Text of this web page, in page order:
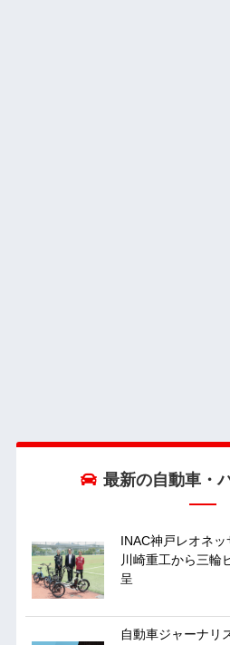
最新の自動車・
INAC神戸レオネ
川崎重工から三輪
呈
自動車ジャーナリ